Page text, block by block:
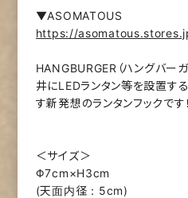
▼ASOMATOUS
https://
HANGBURGER（ハングバー
井にLEDランタン等を設置する
す新発想のランタンフックです！
＜サイズ＞
Φ7cm×H3cm
(天面内径：5cm)